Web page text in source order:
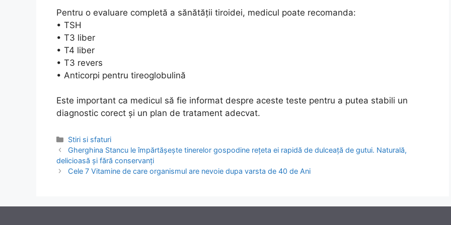
Pentru o evaluare completă a sănătății tiroidei, medicul poate recomanda:
• TSH
• T3 liber
• T4 liber
• T3 revers
• Anticorpi pentru tireoglobulină
Este important ca medicul să fie informat despre aceste teste pentru a putea stabili un
diagnostic corect și un plan de tratament adecvat.
Categories
Stiri si sfaturi
Post
navigation
Gherghina Stancu le împărtășește tinerelor gospodine rețeta ei rapidă de dulceață de gutui. Naturală,
delicioasă și fără conservanți
Cele 7 Vitamine de care organismul are nevoie dupa varsta de 40 de Ani